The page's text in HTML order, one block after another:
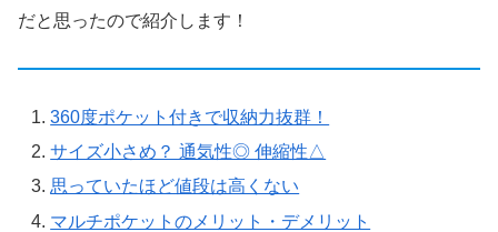
だと思ったので紹介します！
360度ポケット付きで収納力抜群！
サイズ小さめ？ 通気性◎ 伸縮性△
思っていたほど値段は高くない
マルチポケットのメリット・デメリット